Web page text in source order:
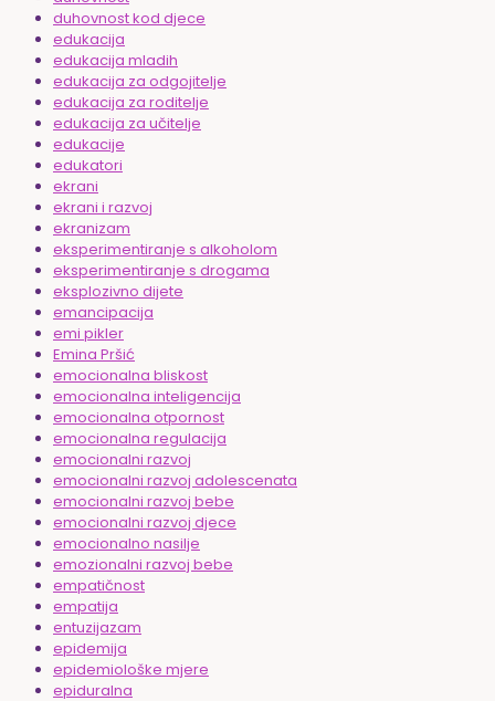
duhovnost kod djece
edukacija
edukacija mladih
edukacija za odgojitelje
edukacija za roditelje
edukacija za učitelje
edukacije
edukatori
ekrani
ekrani i razvoj
ekranizam
eksperimentiranje s alkoholom
eksperimentiranje s drogama
eksplozivno dijete
emancipacija
emi pikler
Emina Pršić
emocionalna bliskost
emocionalna inteligencija
emocionalna otpornost
emocionalna regulacija
emocionalni razvoj
emocionalni razvoj adolescenata
emocionalni razvoj bebe
emocionalni razvoj djece
emocionalno nasilje
emozionalni razvoj bebe
empatičnost
empatija
entuzijazam
epidemija
epidemiološke mjere
epiduralna